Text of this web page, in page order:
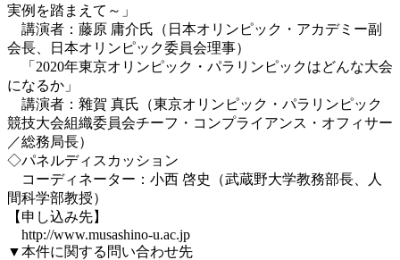
実例を踏まえて～」
講演者：藤原 庸介氏（日本オリンピック・アカデミー副
会長、日本オリンピック委員会理事）
「2020年東京オリンピック・パラリンピックはどんな大会
になるか」
講演者：雜賀 真氏（東京オリンピック・パラリンピック
競技大会組織委員会チーフ・コンプライアンス・オフィサー
／総務局長）
◇パネルディスカッション
コーディネーター：小西 啓史（武蔵野大学教務部長、人
間科学部教授）
【申し込み先】
http://www.musashino-u.ac.jp
▼本件に関する問い合わせ先